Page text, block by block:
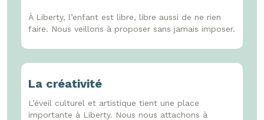
À Liberty, l’enfant est libre, libre aussi de ne rien
faire. Nous veillons à proposer sans jamais imposer.
La créativité
L’éveil culturel et artistique tient une place
importante à Liberty. Nous nous attachons à